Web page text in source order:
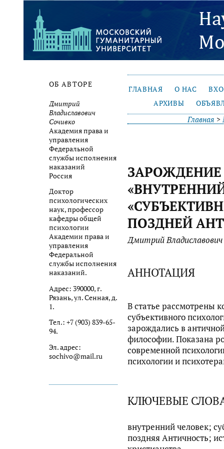
ОБ АВТОРЕ
Дмитрий
Владиславович
Сочивко
Академия права и
управления
Федеральной
службы исполнения
наказаний
Россия
Доктор
психологических
наук, профессор
кафедры общей
психологии
Академии права и
управления
Федеральной
службы исполнения
наказаний.
Адрес: 390000, г.
Рязань, ул. Сенная, д.
1.
Тел.: +7 (903) 839-65-
94.
Эл. адрес:
sochivo@mail.ru
ГЛАВНАЯ О НАС
АРХИВЫ
Главная >
ПОЗДНЕЙ
Дмитрий
АННОТАЦИЯ
В статье рассмотрены
субъективного
зарождались в
философии. Показана
современной
психологии и
КЛЮЧЕВЫЕ
внутренний человек;
поздняя Античность;